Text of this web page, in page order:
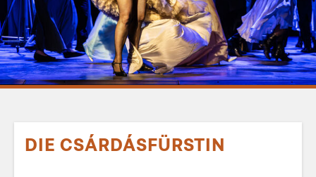
DIE CSÁRDÁSFÜRSTIN